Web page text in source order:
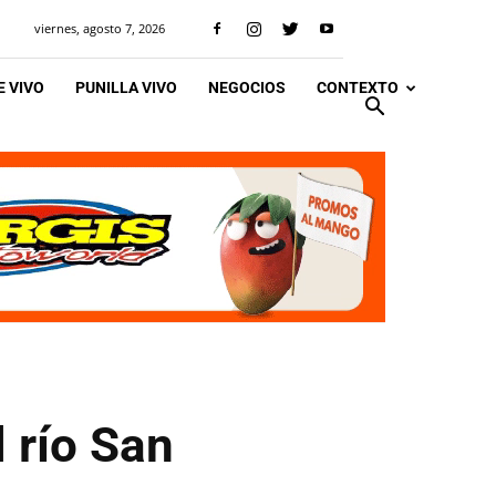
viernes, agosto 7, 2026
VIVO PUNILLA VIVO NEGOCIOS CONTEXTO
río San